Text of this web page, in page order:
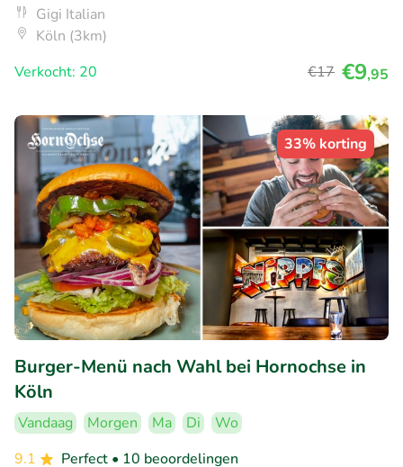
Gigi Italian
Köln (3km)
Verkocht: 20
€17 €9,95
33% korting
Burger-Menü nach Wahl bei Hornochse in
Köln
Vandaag Morgen Ma Di
Wo
9.1
Perfect • 10 beoordelingen